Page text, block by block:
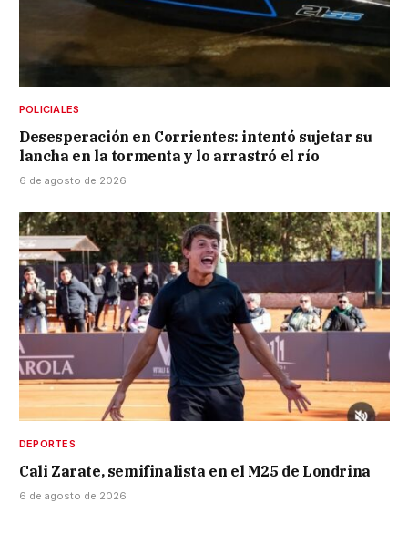
POLICIALES
Desesperación en Corrientes: intentó sujetar su
lancha en la tormenta y lo arrastró el río
6 de agosto de 2026
DEPORTES
Cali Zarate, semifinalista en el M25 de Londrina
6 de agosto de 2026